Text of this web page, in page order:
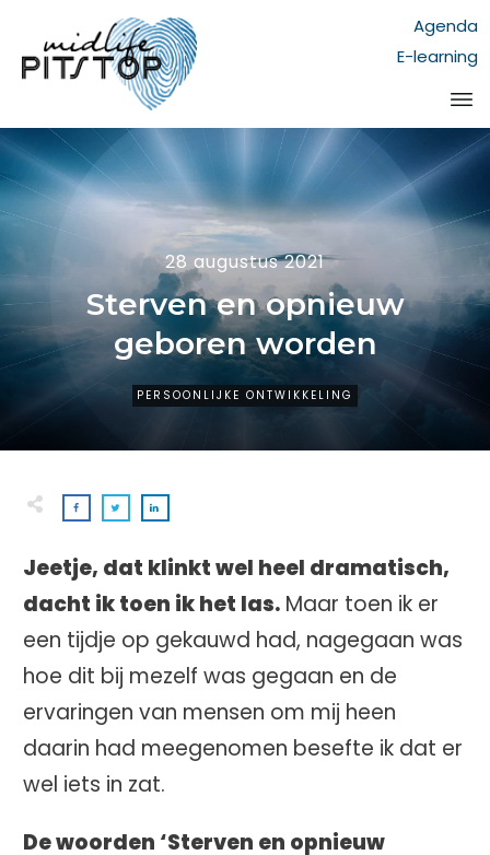
Agenda
E-learning
28 augustus 2021
Sterven en opnieuw
geboren worden
PERSOONLIJKE ONTWIKKELING
Jeetje, dat klinkt wel heel dramatisch,
dacht ik toen ik het las. Maar toen ik er
een tijdje op gekauwd had, nagegaan was
hoe dit bij mezelf was gegaan en de
ervaringen van mensen om mij heen
daarin had meegenomen besefte ik dat er
wel iets in zat.
De woorden ‘Sterven en opnieuw